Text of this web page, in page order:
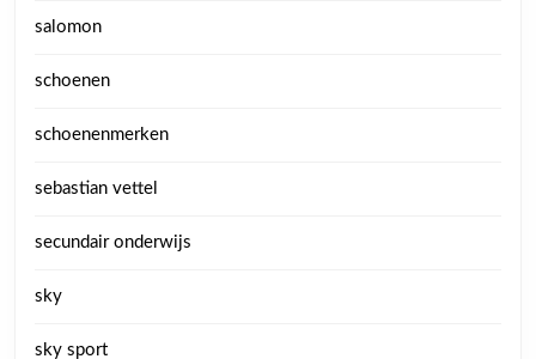
salomon
schoenen
schoenenmerken
sebastian vettel
secundair onderwijs
sky
sky sport